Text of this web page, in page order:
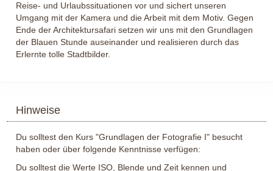
Reise- und Urlaubssituationen vor und sichert unseren
Umgang mit der Kamera und die Arbeit mit dem Motiv. Gegen
Ende der Architektursafari setzen wir uns mit den Grundlagen
der Blauen Stunde auseinander und realisieren durch das
Erlernte tolle Stadtbilder.
Hinweise
Du solltest den Kurs "Grundlagen der Fotografie I" besucht
haben oder über folgende Kenntnisse verfügen:
Du solltest die Werte ISO, Blende und Zeit kennen und